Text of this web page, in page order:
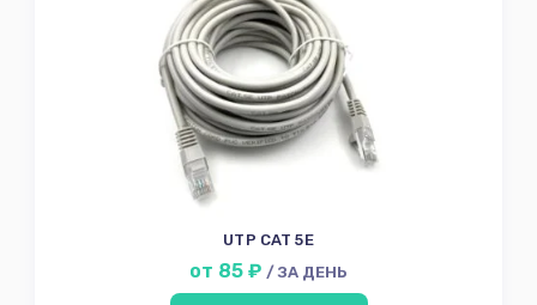
UTP CAT 5E
от 85 ₽ / ЗА ДЕНЬ